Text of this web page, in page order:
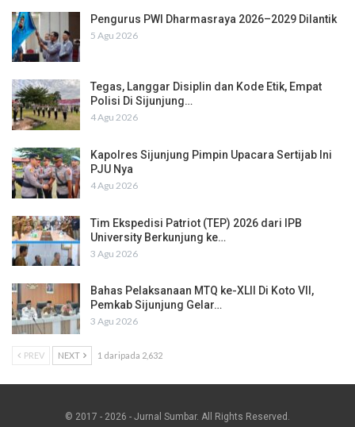
Pengurus PWI Dharmasraya 2026–2029 Dilantik
5 Agu 2026
Tegas, Langgar Disiplin dan Kode Etik, Empat
Polisi Di Sijunjung…
4 Agu 2026
Kapolres Sijunjung Pimpin Upacara Sertijab Ini
PJU Nya
4 Agu 2026
Tim Ekspedisi Patriot (TEP) 2026 dari IPB
University Berkunjung ke…
3 Agu 2026
Bahas Pelaksanaan MTQ ke-XLII Di Koto VII,
Pemkab Sijunjung Gelar…
3 Agu 2026
PREV NEXT 1 daripada 2,632
© 2017 - 2026 - Jurnal Sumbar. All Rights Reserved.